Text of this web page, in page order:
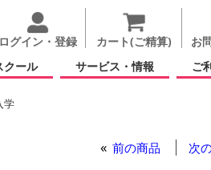
ログイン・登録 カート(ご精算)
お
クール サービス・情報 ご
学
前の商品 次